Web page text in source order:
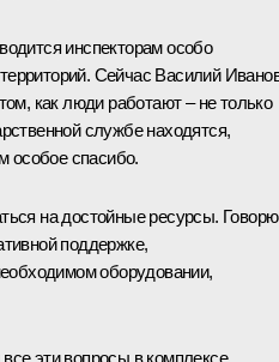
инспекторам особо
Сейчас Василий
как люди работают – не только
службе находятся,
особое спасибо.
на достойные ресурсы. Говорю
поддержке,
оборудовании,
эти вопросы в комплексе.